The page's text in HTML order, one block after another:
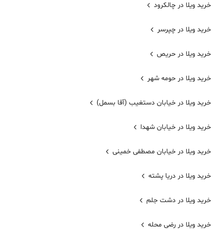
خرید ویلا در چالکرود
خرید ویلا در چپرسر
خرید ویلا در حریص
خرید ویلا در حومه شهر
خرید ویلا در خیابان دستغیب (آقا بسمل)
خرید ویلا در خیابان شهدا
خرید ویلا در خیابان مصطفی خمینی
خرید ویلا در دریا پشته
خرید ویلا در دشت جلم
خرید ویلا در رضی محله